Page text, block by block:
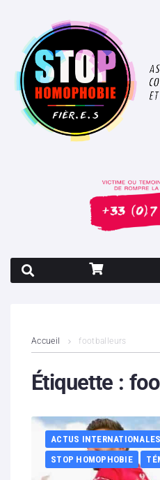
Contenus litigieux
Boutique
Partenaires
Accueil footballeurs
Étiquette :
ACTUS INTERNATIONALES
STOP HOMOPHOBIE